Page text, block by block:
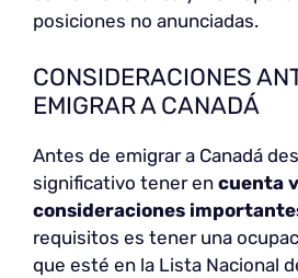
posiciones no anunciadas.
CONSIDERACIONES
EMIGRAR A CANADÁ
Antes de emigrar a Canadá
significativo tener en cuenta
consideraciones
requisitos es tener una
que esté en la Lista Nacional